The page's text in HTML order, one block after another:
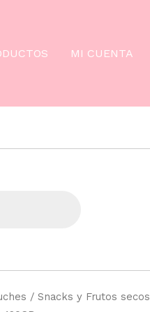
MI CUENTA
/ Snacks y Frutos secos